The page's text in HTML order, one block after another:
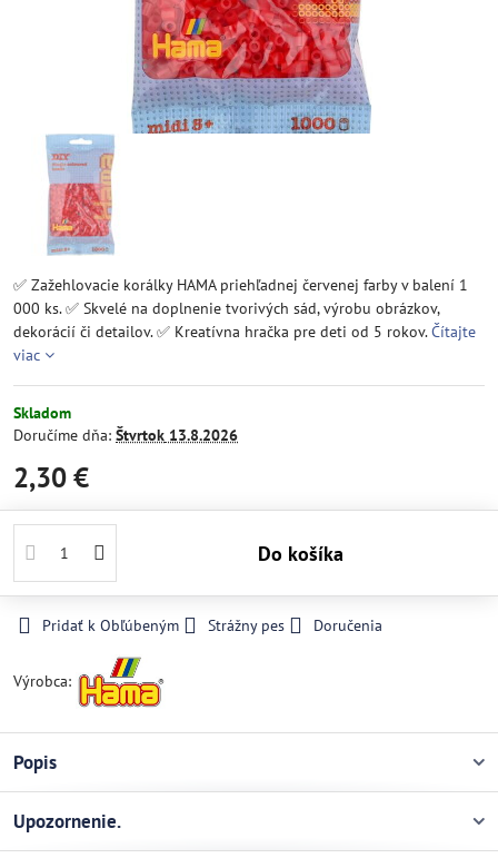
✅ Zažehlovacie korálky HAMA priehľadnej červenej farby v balení 1
000 ks. ✅ Skvelé na doplnenie tvorivých sád, výrobu obrázkov,
dekorácií či detailov. ✅ Kreatívna hračka pre deti od 5 rokov.Čítajte
viac
Skladom
Doručíme dňa: Štvrtok 13.8.2026
2,30 €
Do košíka
Pridať k Obľúbeným Strážny pes Doručenia
Výrobca:
Popis
Upozornenie.